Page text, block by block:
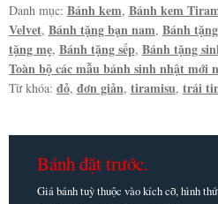
Danh mục: Bánh kem, Bánh kem
Velvet, Bánh tặng bạn nam, Bánh
tặng mẹ, Bánh tặng sếp, Bánh tặng
Toàn bộ các mẫu bánh sinh nhật mới
Từ khóa: đỏ, đơn giản, tiramisu, trái
Bánh đặt trước.
Giá bánh tuỳ thuộc vào kích cỡ, hình